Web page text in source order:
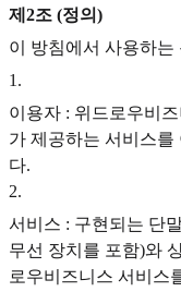
제2조 (정의)
이 방침에서 사용하
1 .
이용자 : 위드로우비
가 제공하는 서비스를
다.
2.
서비스 : 구현되는 단
무선 장치를 포함)와
로우비즈니스 서비스